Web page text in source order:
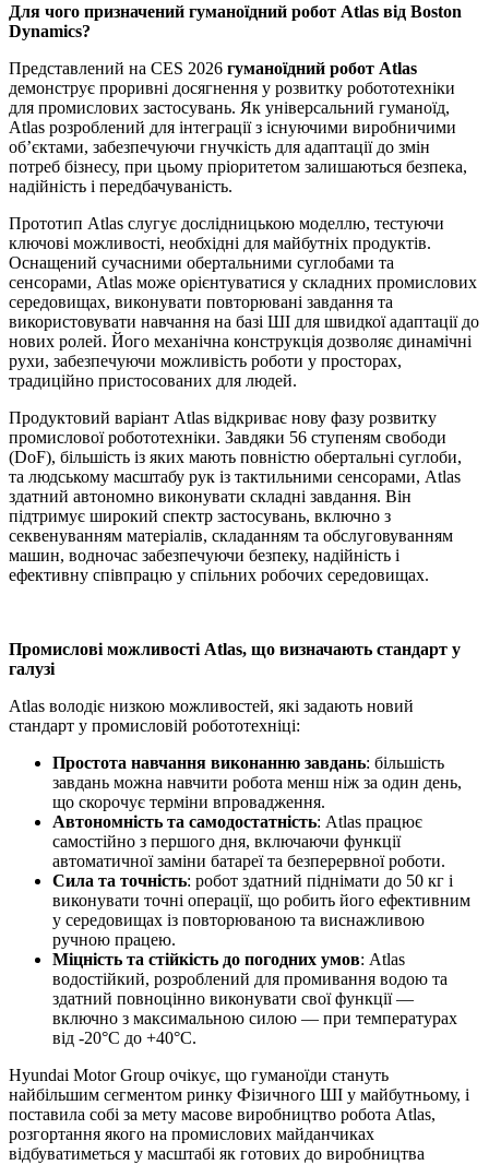
Для чого призначений гуманоїдний робот Atlas від Boston
Dynamics?
Представлений на CES 2026 гуманоїдний робот Atlas
демонструє проривні досягнення у розвитку робототехніки
для промислових застосувань. Як універсальний гуманоїд,
Atlas розроблений для інтеграції з існуючими виробничими
об’єктами, забезпечуючи гнучкість для адаптації до змін
потреб бізнесу, при цьому пріоритетом залишаються безпека,
надійність і передбачуваність.
Прототип Atlas слугує дослідницькою моделлю, тестуючи
ключові можливості, необхідні для майбутніх продуктів.
Оснащений сучасними обертальними суглобами та
сенсорами, Atlas може орієнтуватися у складних промислових
середовищах, виконувати повторювані завдання та
використовувати навчання на базі ШІ для швидкої адаптації до
нових ролей. Його механічна конструкція дозволяє динамічні
рухи, забезпечуючи можливість роботи у просторах,
традиційно пристосованих для людей.
Продуктовий варіант Atlas відкриває нову фазу розвитку
промислової робототехніки. Завдяки 56 ступеням свободи
(DoF), більшість із яких мають повністю обертальні суглоби,
та людському масштабу рук із тактильними сенсорами, Atlas
здатний автономно виконувати складні завдання. Він
підтримує широкий спектр застосувань, включно з
секвенуванням матеріалів, складанням та обслуговуванням
машин, водночас забезпечуючи безпеку, надійність і
ефективну співпрацю у спільних робочих середовищах.
Промислові можливості Atlas, що визначають стандарт у
галузі
Atlas володіє низкою можливостей, які задають новий
стандарт у промисловій робототехніці:
Простота навчання виконанню завдань: більшість
завдань можна навчити робота менш ніж за один день,
що скорочує терміни впровадження.
Автономність та самодостатність: Atlas працює
самостійно з першого дня, включаючи функції
автоматичної заміни батареї та безперервної роботи.
Сила та точність: робот здатний піднімати до 50 кг і
виконувати точні операції, що робить його ефективним
у середовищах із повторюваною та виснажливою
ручною працею.
Міцність та стійкість до погодних умов: Atlas
водостійкий, розроблений для промивання водою та
здатний повноцінно виконувати свої функції —
включно з максимальною силою — при температурах
від -20°C до +40°C.
Hyundai Motor Group очікує, що гуманоїди стануть
найбільшим сегментом ринку Фізичного ШІ у майбутньому, і
поставила собі за мету масове виробництво робота Atlas,
розгортання якого на промислових майданчиках
відбуватиметься у масштабі як готових до виробництва